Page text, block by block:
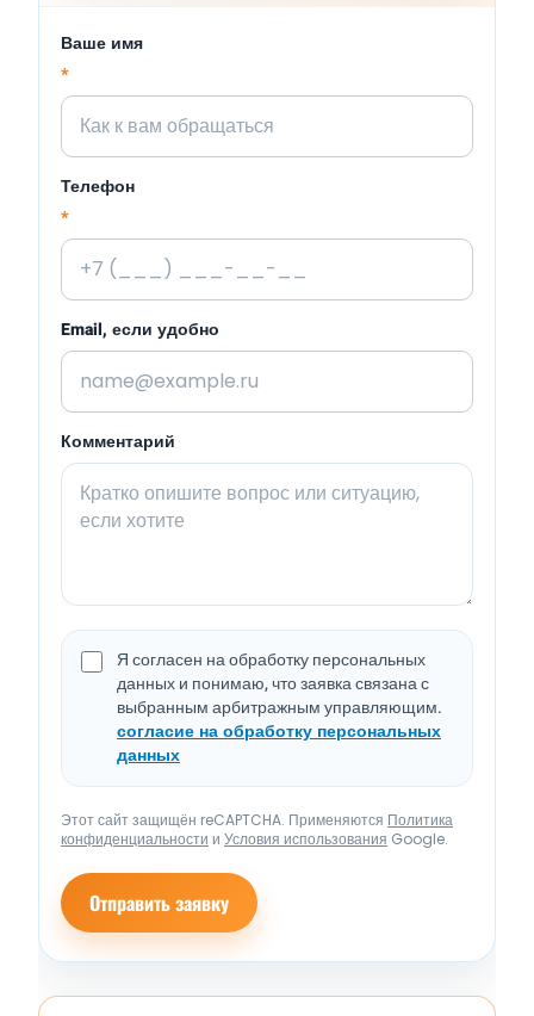
Ваше имя
*
Телефон
*
Email, если удобно
Комментарий
Я согласен на обработку персональных
данных и понимаю, что заявка связана с
выбранным арбитражным управляющим.
согласие на обработку персональных
данных
Этот сайт защищён reCAPTCHA. Применяются Политика
конфиденциальности и Условия использования Google.
Отправить заявку